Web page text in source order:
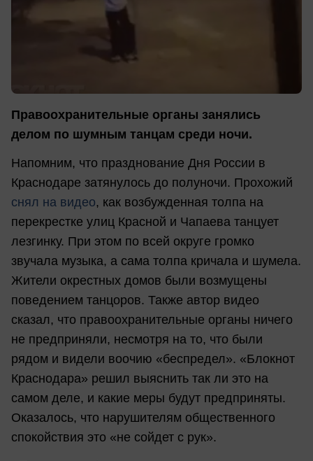
Правоохранительные органы занялись
делом по шумным танцам среди ночи.
Напомним, что празднование Дня России в
Краснодаре затянулось до полуночи. Прохожий
снял на видео, как возбужденная толпа на
перекрестке улиц Красной и Чапаева танцует
лезгинку. При этом по всей округе громко
звучала музыка, а сама толпа кричала и шумела.
Жители окрестных домов были возмущены
поведением танцоров. Также автор видео
сказал, что правоохранительные органы ничего
не предприняли, несмотря на то, что были
рядом и видели воочию «беспредел». «Блокнот
Краснодара» решил выяснить так ли это на
самом деле, и какие меры будут предприняты.
Оказалось, что нарушителям общественного
спокойствия это «не сойдет с рук».